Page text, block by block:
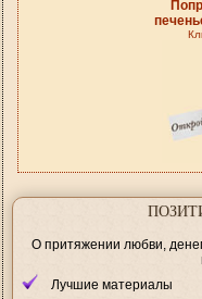
О притяжении любви,
Лучшие материалы